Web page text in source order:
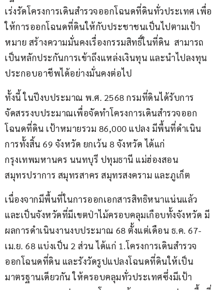
เร่งรัดโครงการเดินสำรวจออกโฉนดที่ดินทั่วประเทศ เพื่อ
ให้การออกโฉนดที่ดินให้กับประชาชนเป็นไปตามเป้า
หมาย สร้างความมั่นคงเรื่องกรรมสิทธิ์ในที่ดิน  สามารถ
เป็นหลักประกันการเข้าถึงแหล่งเงินทุน และนำไปลงทุน
ประกอบอาชีพได้อย่างมั่นคงต่อไป
ทั้งนี้ ในปีงบประมาณ พ.ศ. 2568 กรมที่ดินได้รับการ
จัดสรรงบประมาณเพื่อจัดทำโครงการเดินสำรวจออก
โฉนดที่ดิน เป้าหมายรวม 86,000 แปลง มีพื้นที่ดำเนิน
การทั้งสิ้น 69 จังหวัด ยกเว้น 8 จังหวัด ได้แก่
กรุงเทพมหานคร นนทบุรี ปทุมธานี แม่ฮ่องสอน
สมุทรปราการ สมุทรสาคร สมุทรสงคราม และภูเก็ต
เนื่องจากมีพื้นที่ในการออกเอกสารสิทธิหนาแน่นแล้ว
และเป็นจังหวัดที่มีเขตป่าไม้ครอบคลุมเกือบทั้งจังหวัด มี
ผลการดำเนินงานงบประมาณ 68 ตั้งแต่เดือน ธ.ค. 67-
เม.ย. 68 แบ่งเป็น 2 ส่วน ได้แก่ 1.โครงการเดินสำรวจ
ออกโฉนดที่ดิน และรังวัดรูปแปลงโฉนดที่ดินให้เป็น
มาตรฐานเดียวกัน ให้ครอบคลุมทั่วประเทศซึ่งมีเป้า